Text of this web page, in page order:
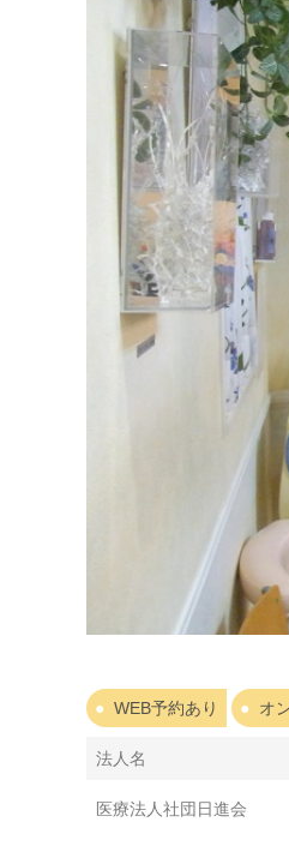
WEB予約あり オ
法人名
医療法人社団日進会